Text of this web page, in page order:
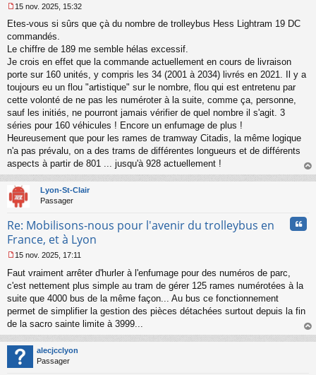
e
s
s
g
e
n
o
n
l
u
15 nov. 2025, 15:32
Etes-vous si sûrs que çà du nombre de trolleybus Hess Lightram 19 DC
commandés.
Le chiffre de 189 me semble hélas excessif.
Je crois en effet que la commande actuellement en cours de livraison
porte sur 160 unités, y compris les 34 (2001 à 2034) livrés en 2021. Il y a
toujours eu un flou "artistique" sur le nombre, flou qui est entretenu par
cette volonté de ne pas les numéroter à la suite, comme ça, personne,
sauf les initiés, ne pourront jamais vérifier de quel nombre il s'agit. 3
séries pour 160 véhicules ! Encore un enfumage de plus !
Heureusement que pour les rames de tramway Citadis, la même logique
n'a pas prévalu, on a des trams de différentes longueurs et de différents
aspects à partir de 801 ... jusqu'à 928 actuellement !
au
Lyon-St-Clair
Passager
Re: Mobilisons-nous pour l'avenir du trolleybus en
France, et à Lyon
e
s
s
g
e
n
o
n
l
15 nov. 2025, 17:11
Faut vraiment arrêter d'hurler à l'enfumage pour des numéros de parc,
c'est nettement plus simple au tram de gérer 125 rames numérotées à la
suite que 4000 bus de la même façon... Au bus ce fonctionnement
permet de simplifier la gestion des pièces détachées surtout depuis la fin
de la sacro sainte limite à 3999...
au
alecjcclyon
Passager